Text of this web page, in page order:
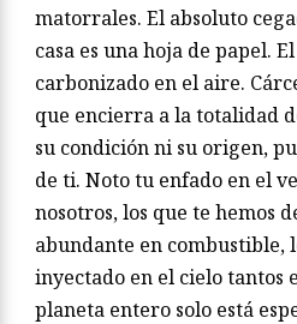
matorrales. El absoluto
casa es una hoja de papel.
carbonizado en el aire.
que encierra a la totalidad
su condición ni su origen,
de ti. Noto tu enfado en el
nosotros, los que te hemos
abundante en combustible,
inyectado en el cielo tantos
planeta entero solo está